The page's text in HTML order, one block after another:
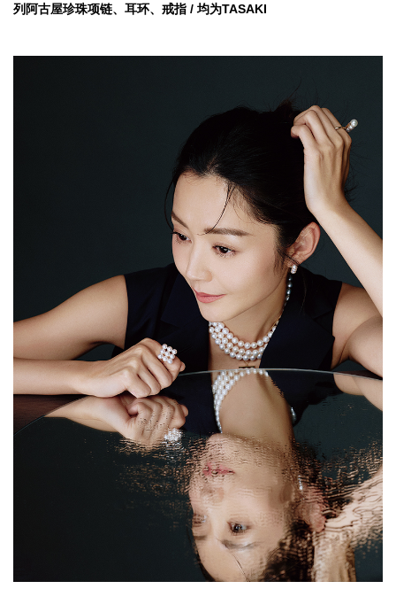
列阿古屋珍珠项链、耳环、戒指 / 均为TASAKI